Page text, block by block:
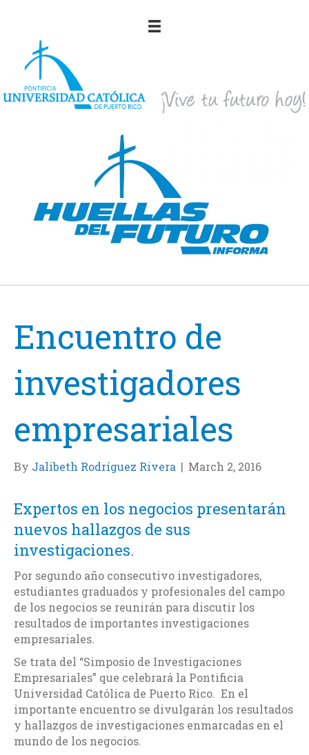
Encuentro de
investigadores
empresariales
By Jalibeth Rodríguez Rivera | March 2, 2016
Expertos en los negocios presentarán
nuevos hallazgos de sus
investigaciones.
Por segundo año consecutivo investigadores,
estudiantes graduados y profesionales del campo
de los negocios se reunirán para discutir los
resultados de importantes investigaciones
empresariales.
Se trata del “Simposio de Investigaciones
Empresariales” que celebrará la Pontificia
Universidad Católica de Puerto Rico. En el
importante encuentro se divulgarán los resultados
y hallazgos de investigaciones enmarcadas en el
mundo de los negocios.